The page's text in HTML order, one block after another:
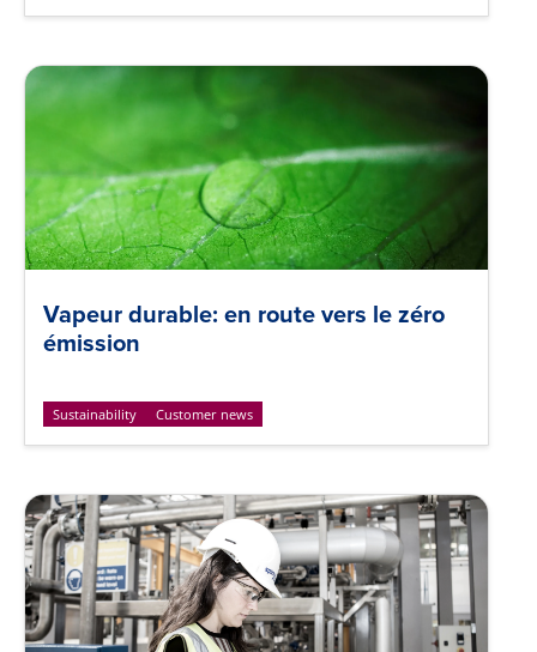
Vapeur durable: en route vers le zéro
émission
Sustainability Customer news